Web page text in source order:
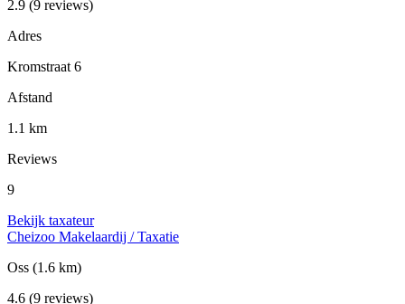
2.9 (9 reviews)
Adres
Kromstraat 6
Afstand
1.1 km
Reviews
9
Bekijk taxateur
Cheizoo Makelaardij / Taxatie
Oss (1.6 km)
4.6 (9 reviews)